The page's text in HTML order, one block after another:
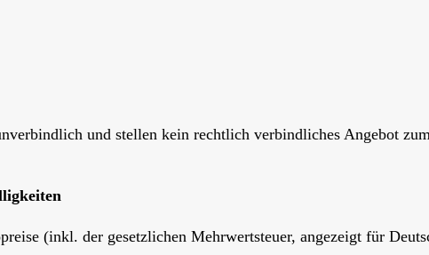
und stellen kein rechtlich verbindliches Angebot
(inkl. der gesetzlichen Mehrwertsteuer, angezeigt für